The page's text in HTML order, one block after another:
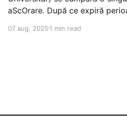
aScOrare. După ce expiră perioada inițială de 2
pentru prelungire. Licența de mentenanță se
07 aug. 20251 min read